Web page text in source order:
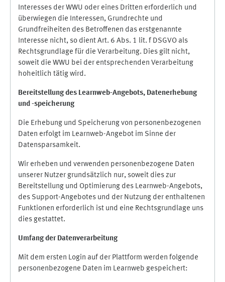
Interesses der WWU oder eines Dritten erforderlich und
überwiegen die Interessen, Grundrechte und
Grundfreiheiten des Betroffenen das erstgenannte
Interesse nicht, so dient Art. 6 Abs. 1 lit. f DSGVO als
Rechtsgrundlage für die Verarbeitung. Dies gilt nicht,
soweit die WWU bei der entsprechenden Verarbeitung
hoheitlich tätig wird.
Bereitstellung des Learnweb-Angebots, Datenerhebung
und -speicherung
Die Erhebung und Speicherung von personenbezogenen
Daten erfolgt im Learnweb-Angebot im Sinne der
Datensparsamkeit.
Wir erheben und verwenden personenbezogene Daten
unserer Nutzer grundsätzlich nur, soweit dies zur
Bereitstellung und Optimierung des Learnweb-Angebots,
des Support-Angebotes und der Nutzung der enthaltenen
Funktionen erforderlich ist und eine Rechtsgrundlage uns
dies gestattet.
Umfang der Datenverarbeitung
Mit dem ersten Login auf der Plattform werden folgende
personenbezogene Daten im Learnweb gespeichert: